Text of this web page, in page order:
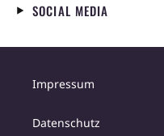
SOCIAL MEDIA
Impressum
Datenschutz